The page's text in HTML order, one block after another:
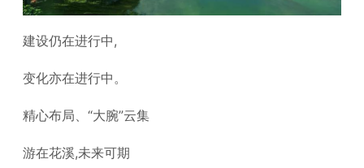
建设仍在进行中,
变化亦在进行中。
精心布局、“大腕”云集
游在花溪,未来可期